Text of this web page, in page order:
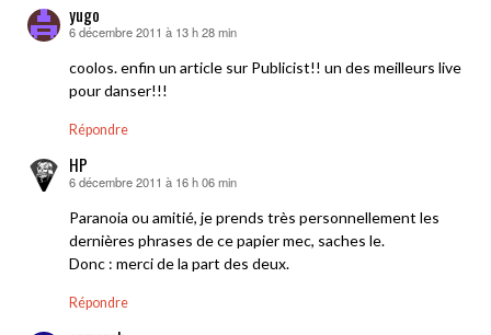
yugo
dit :
6 décembre 2011 à 13 h 28 min
coolos. enfin un article sur Publicist!! un des meilleurs live
pour danser!!!
Répondre
HP
dit :
6 décembre 2011 à 16 h 06 min
Paranoia ou amitié, je prends très personnellement les
dernières phrases de ce papier mec, saches le.
Donc : merci de la part des deux.
Répondre